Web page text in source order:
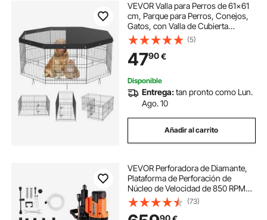
VEVOR Valla para Perros de 61x61
cm, Parque para Perros, Conejos,
Gatos, con Valla de Cubierta
Superior para Mascotas Pequeñas y
Medianas, 8 Paneles de Malla
Metálica Plegables para Camping,
Viaje
(5)
4790€
Disponible
Entrega:tan pronto como Lun.
Ago. 10
Añadir al carrito
VEVOR Perforadora de Diamante,
Plataforma de Perforación de
Núcleo de Velocidad de 850 RPM
en Seco y Húmedo con 8 Brocas,
Diámetro de Perforación de 20-200
(73)
90